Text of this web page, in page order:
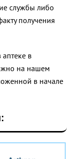
службы либо
получения
в
на нашем
в начале